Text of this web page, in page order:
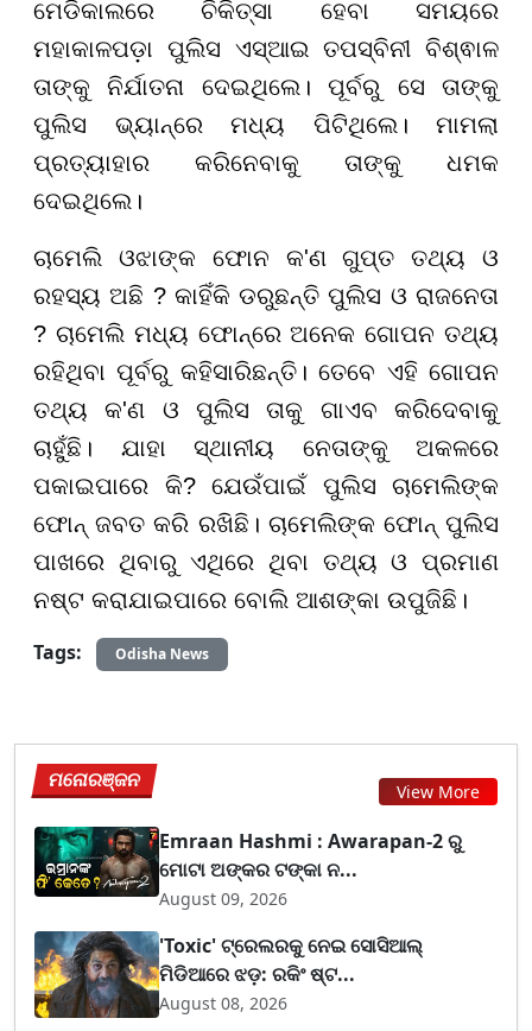
ମେଡିକାଲରେ ଚିକିତ୍ସା ହେବା ସମୟରେ
ମହାକାଳପଡ଼ା ପୁଲିସ ଏସ୍ଆଇ ତପସ୍ବିନୀ ବିଶ୍ଵାଳ
ତାଙ୍କୁ ନିର୍ଯାତନା ଦେଇଥିଲେ। ପୂର୍ବରୁ ସେ ତାଙ୍କୁ
ପୁଲିସ ଭ୍ୟାନ୍ରେ ମଧ୍ୟ ପିଟିଥିଲେ। ମାମଲା
ପ୍ରତ୍ୟାହାର କରିନେବାକୁ ତାଙ୍କୁ ଧମକ
ଦେଇଥିଲେ।
ଚାମେଲି ଓଝାଙ୍କ ଫୋନ କ'ଣ ଗୁପ୍ତ ତଥ୍ୟ ଓ
ରହସ୍ୟ ଅଛି ? କାହିଁକି ଡରୁଛନ୍ତି ପୁଲିସ ଓ ରାଜନେତା
? ଚାମେଲି ମଧ୍ୟ ଫୋନ୍ରେ ଅନେକ ଗୋପନ ତଥ୍ୟ
ରହିଥିବା ପୂର୍ବରୁ କହିସାରିଛନ୍ତି। ତେବେ ଏହି ଗୋପନ
ତଥ୍ୟ କ'ଣ ଓ ପୁଲିସ ତାକୁ ଗାଏବ କରିଦେବାକୁ
ଚାହୁଁଛି। ଯାହା ସ୍ଥାନୀୟ ନେତାଙ୍କୁ ଅକଳରେ
ପକାଇପାରେ କି? ଯେଉଁପାଇଁ ପୁଲିସ ଚାମେଲିଙ୍କ
ଫୋନ୍ ଜବତ କରି ରଖିଛି। ଚାମେଲିଙ୍କ ଫୋନ୍ ପୁଲିସ
ପାଖରେ ଥିବାରୁ ଏଥିରେ ଥିବା ତଥ୍ୟ ଓ ପ୍ରମାଣ
ନଷ୍ଟ କରାଯାଇପାରେ ବୋଲି ଆଶଙ୍କା ଉପୁଜିଛି।
Tags:
Odisha News
ମନୋରଞ୍ଜନ View More
Emraan Hashmi : Awarapan-2 ରୁ
ମୋଟା ଅଙ୍କର ଟଙ୍କା ନ...
August 09, 2026
'Toxic' ଟ୍ରେଲରକୁ ନେଇ ସୋସିଆଲ୍
ମିଡିଆରେ ଝଡ଼: ରକିଂ ଷ୍ଟ...
August 08, 2026